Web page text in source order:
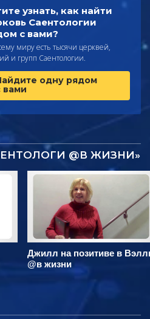
узнать, как найти
Саентологии
с вами?
миру есть тысячи церквей,
и групп Саентологии.
одну рядом
вами
@В ЖИЗНИ»
Джилл на позитиве в
@в жизни